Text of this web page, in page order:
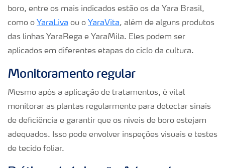
boro, entre os mais indicados estão os da Yara Brasil,
como o YaraLiva ou o YaraVita, além de alguns produtos
das linhas YaraRega e YaraMila. Eles podem ser
aplicados em diferentes etapas do ciclo da cultura.
Monitoramento regular
Mesmo após a aplicação de tratamentos, é vital
monitorar as plantas regularmente para detectar sinais
de deficiência e garantir que os níveis de boro estejam
adequados. Isso pode envolver inspeções visuais e testes
de tecido foliar.